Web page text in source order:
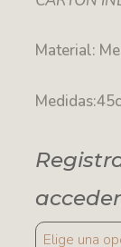
Material:
MESA